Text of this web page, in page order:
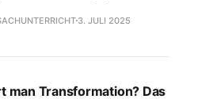
3. JULI 2025
man Transformation? Das